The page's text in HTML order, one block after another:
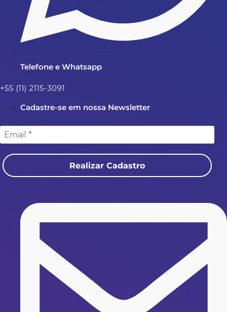
Telefone e Whatsapp
+55 (11) 2115-3091
Cadastre-se em nossa Newsletter
Realizar Cadastro